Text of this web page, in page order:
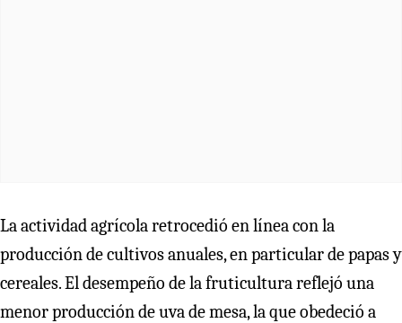
La actividad agrícola retrocedió en línea con la
producción de cultivos anuales, en particular de papas y
cereales. El desempeño de la fruticultura reflejó una
menor producción de uva de mesa, la que obedeció a